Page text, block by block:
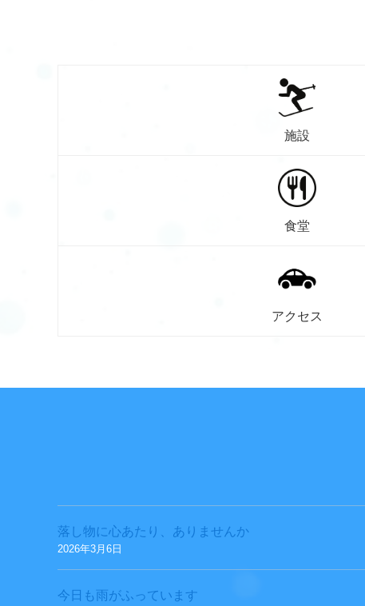
施設
食堂
アクセス
落し物に心あたり、ありませんか
2026年3月6日
今日も雨がふっています